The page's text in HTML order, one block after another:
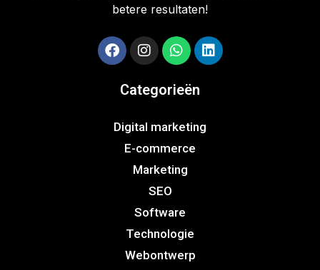
betere resultaten!
Categorieën
Digital marketing
E-commerce
Marketing
SEO
Software
Technologie
Webontwerp